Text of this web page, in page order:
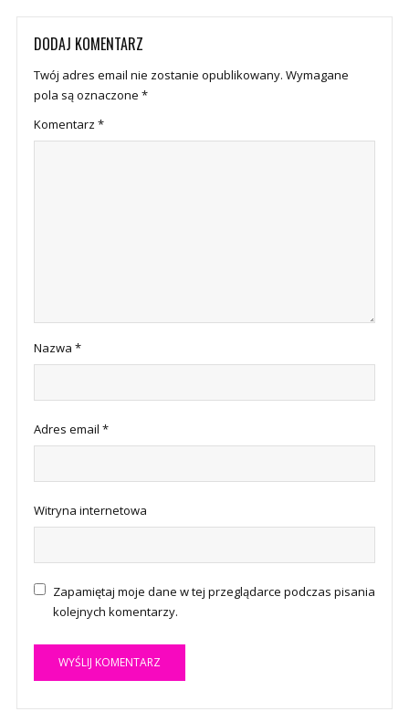
DODAJ KOMENTARZ
Twój adres email nie zostanie opublikowany. Wymagane
pola są oznaczone *
Komentarz *
Nazwa *
Adres email *
Witryna internetowa
Zapamiętaj moje dane w tej przeglądarce podczas pisania
kolejnych komentarzy.
A